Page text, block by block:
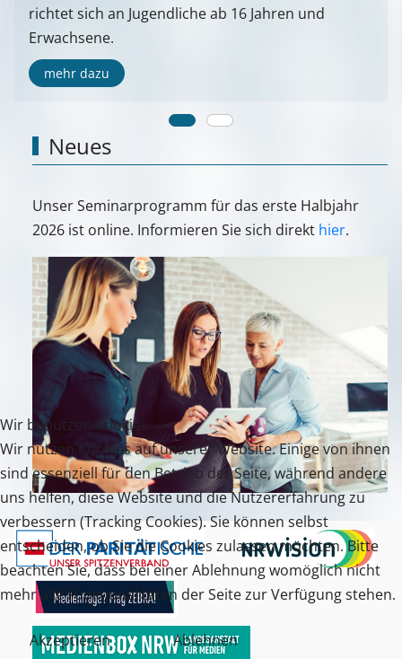
richtet sich an Jugendliche ab 16 Jahren und
Erwachsene.
mehr dazu
Neues
Unser Seminarprogramm für das erste Halbjahr
2026 ist online. Informieren Sie sich direkt hier.
Wir benutzen Cookies
Wir nutzen Cookies auf unserer Website. Einige von ihnen
sind essenziell für den Betrieb der Seite, während andere
uns helfen, diese Website und die Nutzererfahrung zu
verbessern (Tracking Cookies). Sie können selbst
entscheiden, ob Sie die Cookies zulassen möchten. Bitte
beachten Sie, dass bei einer Ablehnung womöglich nicht
mehr alle Funktionalitäten der Seite zur Verfügung stehen.
Akzeptieren
Ablehnen